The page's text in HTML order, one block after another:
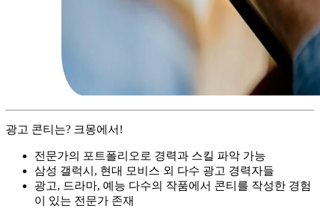
광고 콘티는? 크몽에서!
전문가의 포트폴리오로 경력과 스킬 파악 가능
삼성 갤럭시, 현대 모비스 외 다수 광고 경력자들
광고, 드라마, 예능 다수의 작품에서 콘티를 작성한 경험
이 있는 전문가 존재